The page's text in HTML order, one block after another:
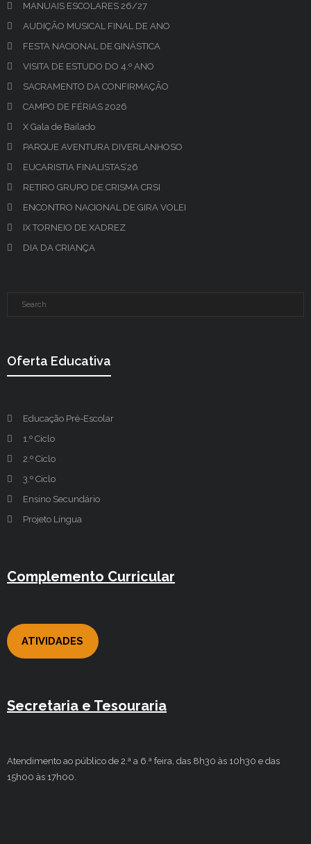
MANUAIS ESCOLARES 26/27
AUDIÇÃO MUSICAL FINAL DE ANO
FESTA NACIONAL DE GINÁSTICA
VISITA DE ESTUDO DO 4.º ANO
SACRAMENTO DA CONFIRMAÇÃO
CAMPO DE FÉRIAS 2026
X Gala de Bailado
PARQUE AVENTURA DIVERLANHOSO
EUCARISTIA FINALISTAS’26
RETIRO GRUPO DE CRISMA CRSI
ENCONTRO NACIONAL DE GIRA VOLEI
IX TORNEIO DE XADREZ
DIA DA CRIANÇA
Oferta Educativa
Educação Pré-Escolar
1.º Ciclo
2.º Ciclo
3.º Ciclo
Ensino Secundário
Projeto Língua
Complemento Curricular
ATIVIDADES
Secretaria e Tesouraria
Atendimento ao público de 2.ª a 6.ª feira, das 8h30 às 10h30 e das
15h00 às 17h00.